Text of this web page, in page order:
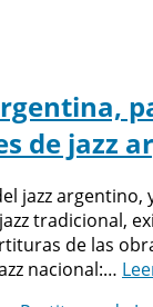
de jazz
jazz argentino,
tradicional,
de las
nacional:…